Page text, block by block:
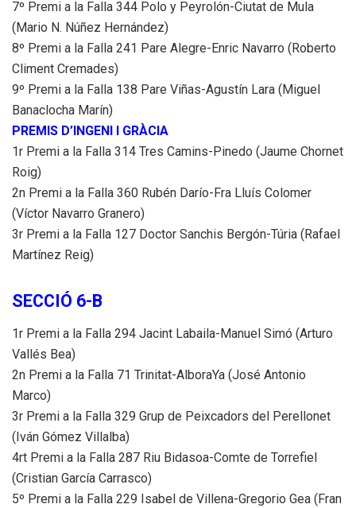
7º Premi a la Falla 344 Polo y Peyrolón-Ciutat de Mula
(Mario N. Núñez Hernández)
8º Premi a la Falla 241 Pare Alegre-Enric Navarro (Roberto
Climent Cremades)
9º Premi a la Falla 138 Pare Viñas-Agustín Lara (Miguel
Banaclocha Marín)
PREMIS D’INGENI I GRÀCIA
1r Premi a la Falla 314 Tres Camins-Pinedo (Jaume Chornet
Roig)
2n Premi a la Falla 360 Rubén Darío-Fra Lluís Colomer
(Víctor Navarro Granero)
3r Premi a la Falla 127 Doctor Sanchis Bergón-Túria (Rafael
Martínez Reig)
SECCIÓ 6-B
1r Premi a la Falla 294 Jacint Labaila-Manuel Simó (Arturo
Vallés Bea)
2n Premi a la Falla 71 Trinitat-AlboraYa (José Antonio
Marco)
3r Premi a la Falla 329 Grup de Peixcadors del Perellonet
(Iván Gómez Villalba)
4rt Premi a la Falla 287 Riu Bidasoa-Comte de Torrefiel
(Cristian García Carrasco)
5º Premi a la Falla 229 Isabel de Villena-Gregorio Gea (Fran